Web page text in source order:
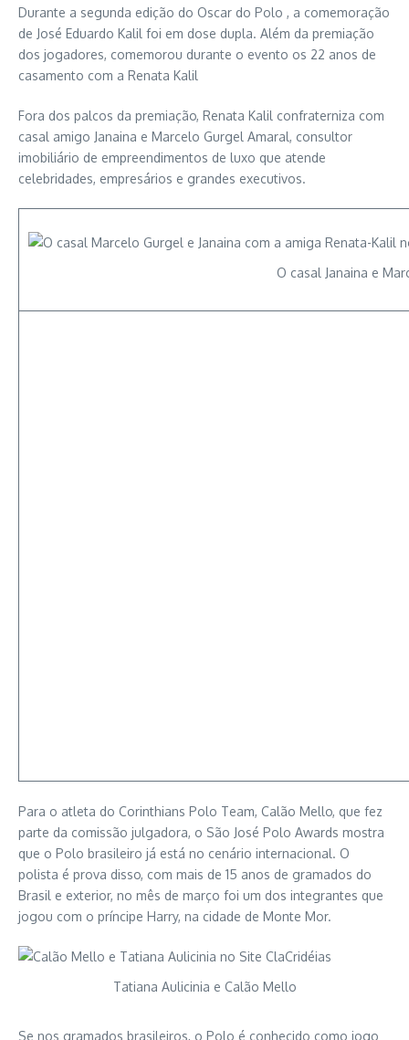
Durante a segunda edição do Oscar do Polo , a comemoração
de José Eduardo Kalil foi em dose dupla. Além da premiação
dos jogadores, comemorou durante o evento os 22 anos de
casamento com a Renata Kalil
Fora dos palcos da premiação, Renata Kalil confraterniza com
casal amigo Janaina e Marcelo Gurgel Amaral, consultor
imobiliário de empreendimentos de luxo que atende
celebridades, empresários e grandes executivos.
O casal Janaina e
Para o atleta do Corinthians Polo Team, Calão Mello, que fez
parte da comissão julgadora, o São José Polo Awards mostra
que o Polo brasileiro já está no cenário internacional. O
polista é prova disso, com mais de 15 anos de gramados do
Brasil e exterior, no mês de março foi um dos integrantes que
jogou com o príncipe Harry, na cidade de Monte Mor.
Tatiana Aulicinia e Calão Mello
Se nos gramados brasileiros, o Polo é conhecido como jogo